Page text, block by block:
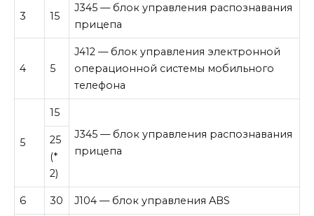
3 15
J345 — блок управления распознавания
прицепа
4 5
J412 — блок управления электронной
операционной системы мобильного
телефона
5
15
J345 — блок управления распознавания
прицепа
25
(*
2)
6 30 J104 — блок управления ABS